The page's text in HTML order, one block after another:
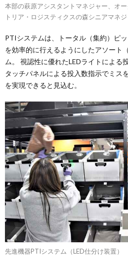
本部の萩原アシスタントマネジャー、オ
トリア・ロジスティクスの森シニアマネ
PTIシステムは、トータル（集約）ピ
を効率的に行えるようにしたアソート
ム。 視認性に優れたLEDライトによる
タッチパネルによる投入数指示でミス
を実現できると見込む。
先進機器PTIシステム（LED仕分け装置）